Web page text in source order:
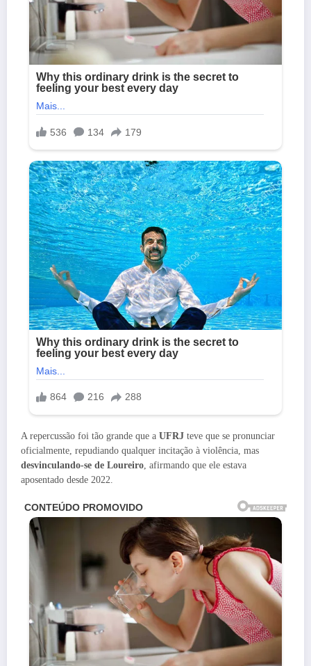
A repercussão foi tão grande que a UFRJ teve que se pronunciar
oficialmente, repudiando qualquer incitação à violência, mas
desvinculando-se de Loureiro , afirmando que ele estava
aposentado desde 2022.